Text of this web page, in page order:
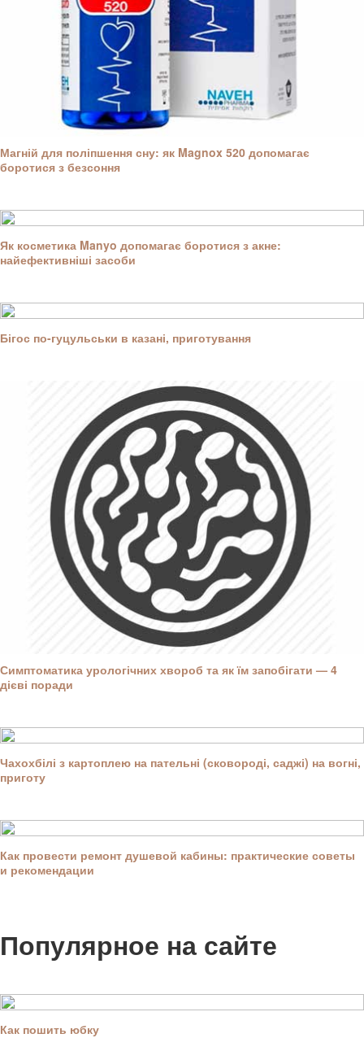
Магній для поліпшення сну: як Magnox 520 допомагає
боротися з безсоння
Як косметика Manyo допомагає боротися з акне:
найефективніші засоби
Бігос по-гуцульськи в казані, приготування
Симптоматика урологічних хвороб та як їм запобігати — 4
дієві поради
Чахохбілі з картоплею на пательні (сковороді, саджі) на вогні,
приготу
Как провести ремонт душевой кабины: практические советы
и рекомендации
Популярное на сайте
Как пошить юбку